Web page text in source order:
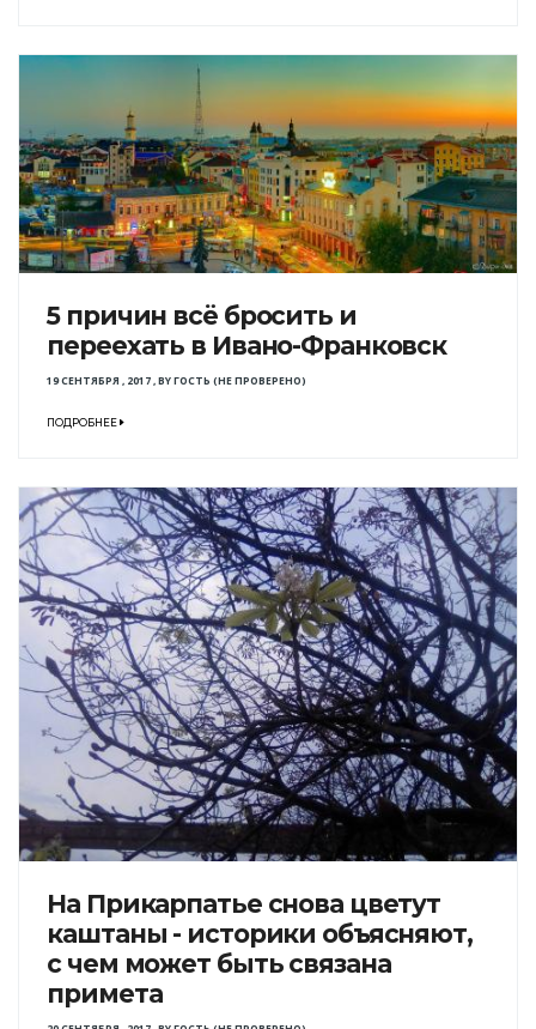
5 причин всё бросить и
переехать в Ивано-Франковск
19 СЕНТЯБРЯ , 2017,BYГОСТЬ (НЕ ПРОВЕРЕНО)
ПОДРОБНЕЕ
На Прикарпатье снова цветут
каштаны - историки объясняют,
с чем может быть связана
примета